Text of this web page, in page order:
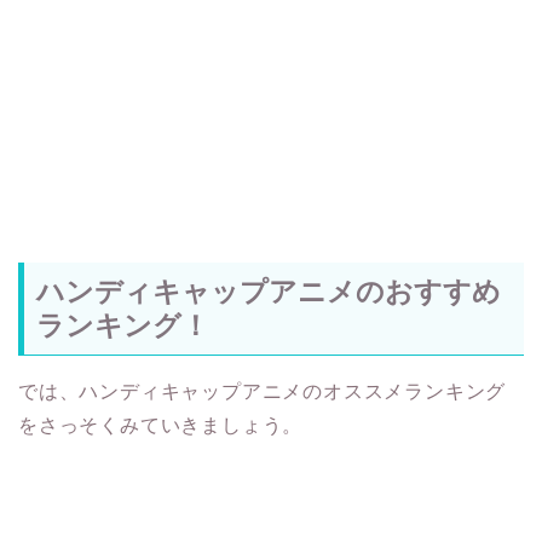
ハンディキャップアニメのおすすめ
ランキング！
では、ハンディキャップアニメのオススメランキング
をさっそくみていきましょう。